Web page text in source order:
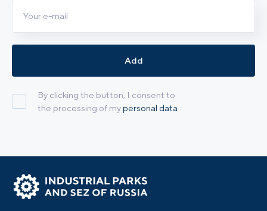
By clicking the button, I consent to
the processing of mypersonal data
Add